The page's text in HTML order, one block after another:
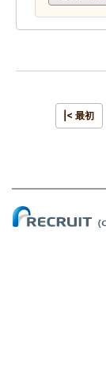
|< 最初